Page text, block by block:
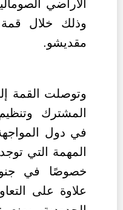
الأراضي
وذلك خلال
مقديشو.
وتوصلت القمة
المشترك
في دول
المهمة التي
خصوصًا في
علاوة على